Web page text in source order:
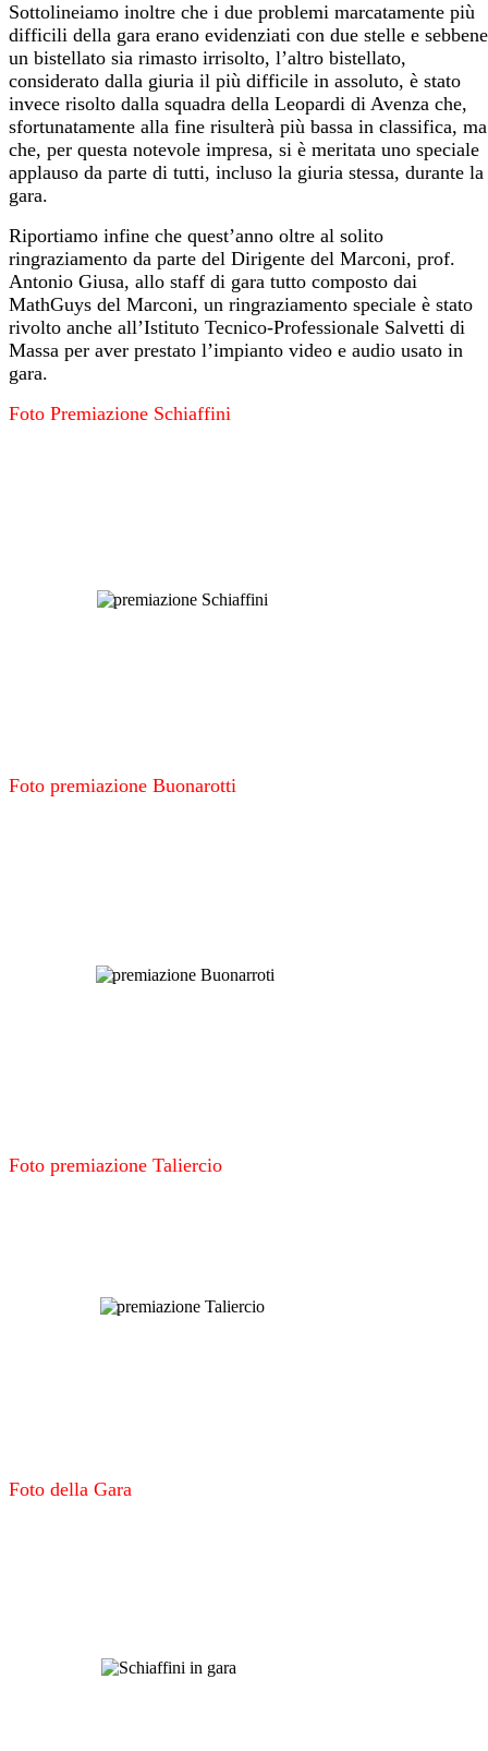
Sottolineiamo inoltre che i due problemi marcatamente più
difficili della gara erano evidenziati con due stelle e sebbene
un bistellato sia rimasto irrisolto, l’altro bistellato,
considerato dalla giuria il più difficile in assoluto, è stato
invece risolto dalla squadra della Leopardi di Avenza che,
sfortunatamente alla fine risulterà più bassa in classifica, ma
che, per questa notevole impresa, si è meritata uno speciale
applauso da parte di tutti, incluso la giuria stessa, durante la
gara.
Riportiamo infine che quest’anno oltre al solito
ringraziamento da parte del Dirigente del Marconi, prof.
Antonio Giusa, allo staff di gara tutto composto dai
MathGuys del Marconi, un ringraziamento speciale è stato
rivolto anche all’Istituto Tecnico-Professionale Salvetti di
Massa per aver prestato l’impianto video e audio usato in
gara.
Foto Premiazione Schiaffini
Foto premiazione Buonarotti
Foto premiazione Taliercio
Foto della Gara